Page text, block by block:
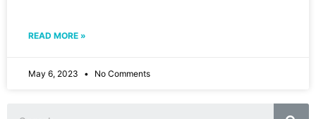
READ MORE »
May 6, 2023 No Comments